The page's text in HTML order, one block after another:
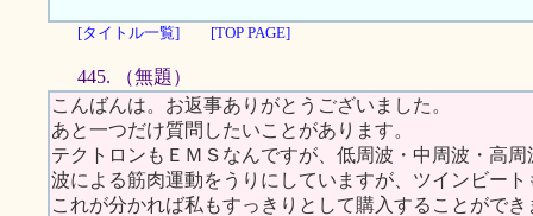
[タイトル一覧] [TOP PAGE]
445. （無題）
こんばんは。お返事ありがとうございました。
あと一つだけ質問したいことがあります。
テクトロンもＥＭＳなんですが、低周波・中周波・高
波による筋肉運動をうりにしていますが、ツインビー
これが分かれば私もすっきりとして購入することができ